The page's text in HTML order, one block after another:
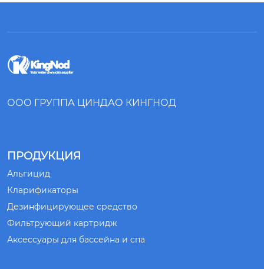
ООО ГРУППА ЦИНДАО КИНГНОД
ПРОДУКЦИЯ
Альгицид
Кларификаторы
Дезинфицирующее средство
Фильтрующий картридж
Аксессуары для бассейна и спа